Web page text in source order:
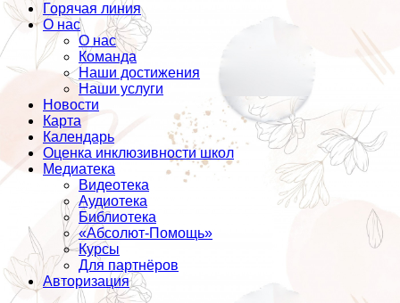
Горячая линия
О нас
О нас
Команда
Наши достижения
Наши услуги
Новости
Карта
Календарь
Оценка инклюзивности школ
Медиатека
Видеотека
Аудиотека
Библиотека
«Абсолют-Помощь»
Курсы
Для партнёров
Авторизация